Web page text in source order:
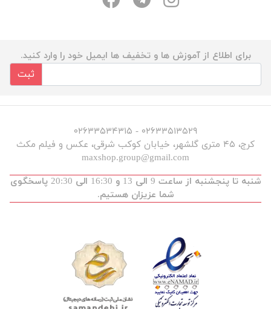
برای اطلاع از آموزش ها و تخفیف ها ایمیل خود را وارد کنید.
ثبت
۰۲۶۳۳۵۱۳۵۲۹ - ۰۲۶۳۳۵۳۴۳۱۵
کرج، ۴۵ متری گلشهر، خیابان کوکب شرقی، عکس و فیلم مکث
maxshop.group@gmail.com
شنبه تا پنجشنبه از ساعت 9 الی 13 و 16:30 الی 20:30 پاسخگوی
شما عزیزان هستیم.